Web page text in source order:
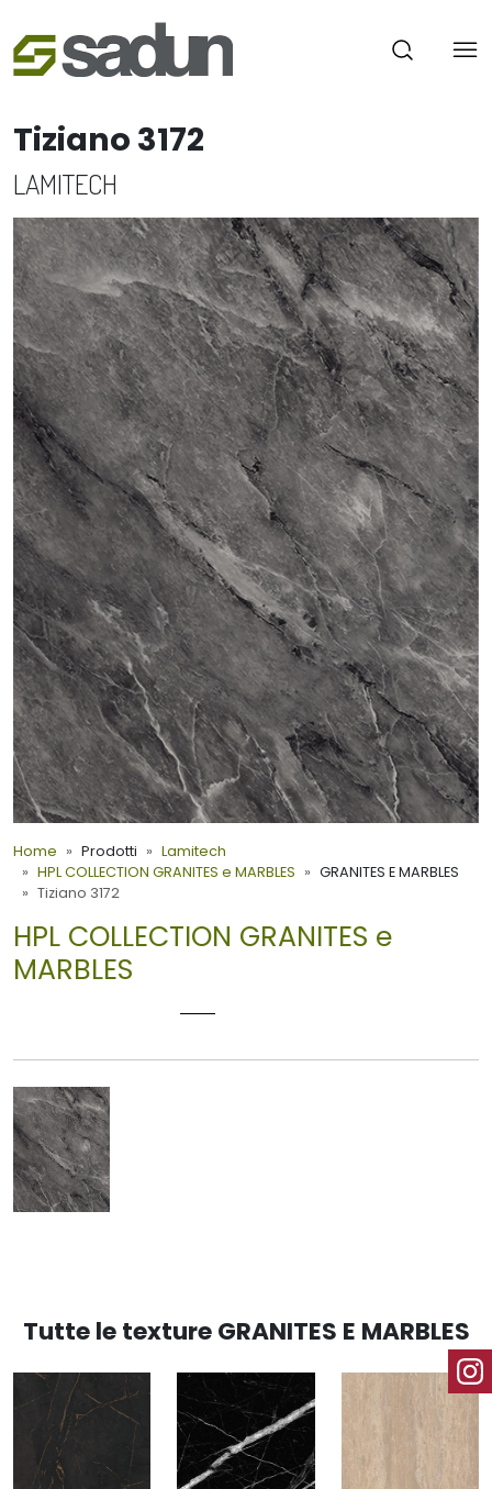
Tiziano 3172
LAMITECH
Home Prodotti
Lamitech
HPL COLLECTION GRANITES e MARBLES
GRANITES E MARBLES
Tiziano 3172
HPL COLLECTION GRANITES e
MARBLES
Tutte le texture GRANITES E MARBLES